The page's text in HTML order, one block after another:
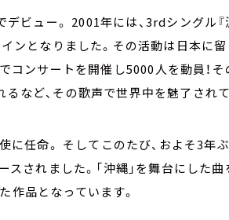
ビュー。 2001年には、3rdシングル『
ンとなりました。その活動は日本に
コンサートを開催し5000人を動員！
など、その歌声で世界中を魅了されて
に任命。 そしてこのたび、およそ3年
されました。「沖縄」を舞台にした曲
作品となっています。